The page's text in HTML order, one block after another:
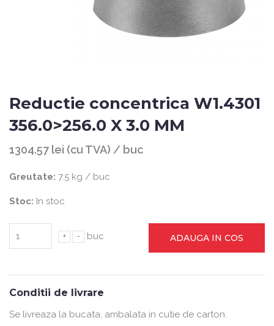
Reductie concentrica W1.4301
356.0>256.0 X 3.0 MM
1304.57 lei (cu TVA) / buc
Greutate: 7.5 kg / buc
Stoc: In stoc
+ - buc ADAUGA IN COS
Conditii de livrare
Se livreaza la bucata, ambalata in cutie de carton.